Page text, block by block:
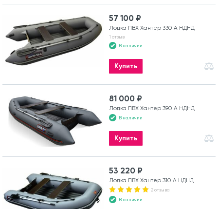
57 100 ₽
Лодка ПВХ Хантер 330 А НДНД
1 отзыв
В наличии
Купить
81 000 ₽
Лодка ПВХ Хантер 390 А НДНД
В наличии
Купить
53 220 ₽
Лодка ПВХ Хантер 310 А НДНД
2 отзыва
В наличии